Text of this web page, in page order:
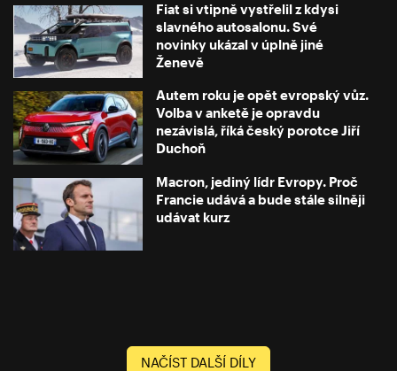
Fiat si vtipně vystřelil z kdysi
slavného autosalonu. Své
novinky ukázal v úplně jiné
Ženevě
Autem roku je opět evropský vůz.
Volba v anketě je opravdu
nezávislá, říká český porotce Jiří
Duchoň
Macron, jediný lídr Evropy. Proč
Francie udává a bude stále silněji
udávat kurz
NAČÍST DALŠÍ DÍLY